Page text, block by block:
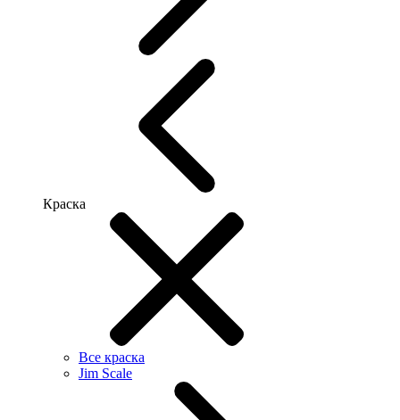
Краска
Все краска
Jim Scale